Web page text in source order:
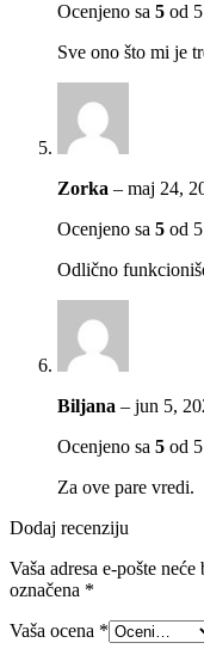
Ocenjeno sa 5 od 5
Sve ono što mi je
Zorka – maj 24,
Ocenjeno sa 5 od 5
Odlično
Biljana – jun 5,
Ocenjeno sa 5 od 5
Za ove pare vredi.
Dodaj recenziju
Vaša adresa e-pošte
označena *
Vaša ocena *